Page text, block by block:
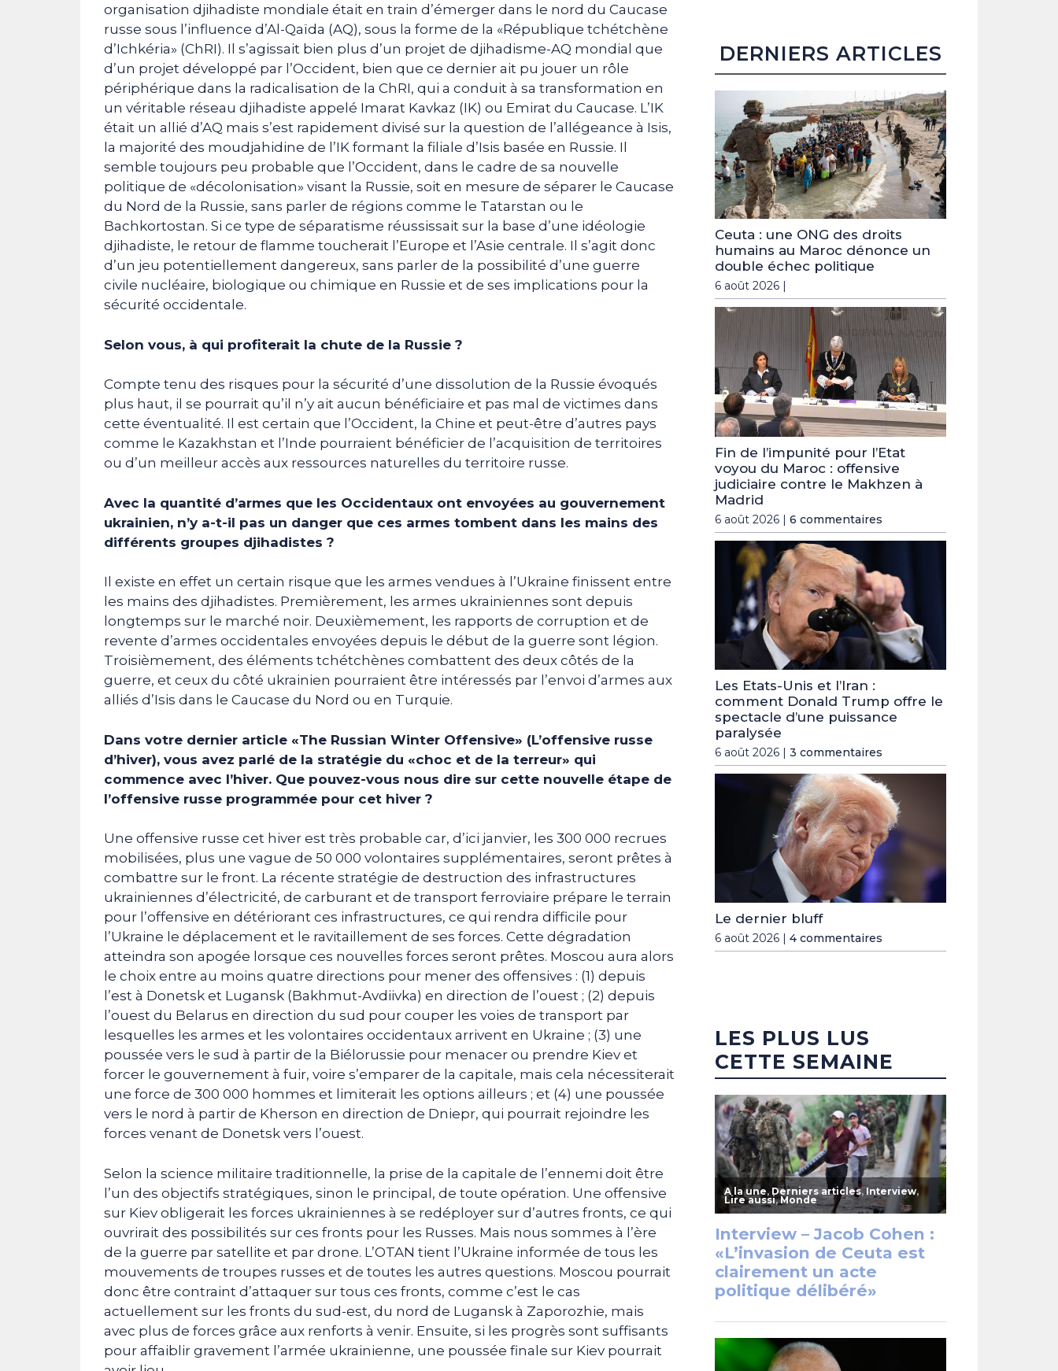
organisation djihadiste mondiale était en train d’émerger dans le nord du Caucase
russe sous l’influence d’Al-Qaïda (AQ), sous la forme de la «République tchétchène
d’Ichkéria» (ChRI). Il s’agissait bien plus d’un projet de djihadisme-AQ mondial que
d’un projet développé par l’Occident, bien que ce dernier ait pu jouer un rôle
périphérique dans la radicalisation de la ChRI, qui a conduit à sa transformation en
un véritable réseau djihadiste appelé Imarat Kavkaz (IK) ou Emirat du Caucase. L’IK
était un allié d’AQ mais s’est rapidement divisé sur la question de l’allégeance à Isis,
la majorité des moudjahidine de l’IK formant la filiale d’Isis basée en Russie. Il
semble toujours peu probable que l’Occident, dans le cadre de sa nouvelle
politique de «décolonisation» visant la Russie, soit en mesure de séparer le Caucase
du Nord de la Russie, sans parler de régions comme le Tatarstan ou le
Bachkortostan. Si ce type de séparatisme réussissait sur la base d’une idéologie
djihadiste, le retour de flamme toucherait l’Europe et l’Asie centrale. Il s’agit donc
d’un jeu potentiellement dangereux, sans parler de la possibilité d’une guerre
civile nucléaire, biologique ou chimique en Russie et de ses implications pour la
sécurité occidentale.
Selon vous, à qui profiterait la chute de la Russie ?
Compte tenu des risques pour la sécurité d’une dissolution de la Russie évoqués
plus haut, il se pourrait qu’il n’y ait aucun bénéficiaire et pas mal de victimes dans
cette éventualité. Il est certain que l’Occident, la Chine et peut-être d’autres pays
comme le Kazakhstan et l’Inde pourraient bénéficier de l’acquisition de territoires
ou d’un meilleur accès aux ressources naturelles du territoire russe.
Avec la quantité d’armes que les Occidentaux ont envoyées au gouvernement
ukrainien, n’y a-t-il pas un danger que ces armes tombent dans les mains des
différents groupes djihadistes ?
Il existe en effet un certain risque que les armes vendues à l’Ukraine finissent entre
les mains des djihadistes. Premièrement, les armes ukrainiennes sont depuis
longtemps sur le marché noir. Deuxièmement, les rapports de corruption et de
revente d’armes occidentales envoyées depuis le début de la guerre sont légion.
Troisièmement, des éléments tchétchènes combattent des deux côtés de la
guerre, et ceux du côté ukrainien pourraient être intéressés par l’envoi d’armes aux
alliés d’Isis dans le Caucase du Nord ou en Turquie.
Dans votre dernier article «The Russian Winter Offensive» (L’offensive russe
d’hiver), vous avez parlé de la stratégie du «choc et de la terreur» qui
commence avec l’hiver. Que pouvez-vous nous dire sur cette nouvelle étape de
l’offensive russe programmée pour cet hiver ?
Une offensive russe cet hiver est très probable car, d’ici janvier, les 300 000 recrues
mobilisées, plus une vague de 50 000 volontaires supplémentaires, seront prêtes à
combattre sur le front. La récente stratégie de destruction des infrastructures
ukrainiennes d’électricité, de carburant et de transport ferroviaire prépare le terrain
pour l’offensive en détériorant ces infrastructures, ce qui rendra difficile pour
l’Ukraine le déplacement et le ravitaillement de ses forces. Cette dégradation
atteindra son apogée lorsque ces nouvelles forces seront prêtes. Moscou aura alors
le choix entre au moins quatre directions pour mener des offensives : (1) depuis
l’est à Donetsk et Lugansk (Bakhmut-Avdiivka) en direction de l’ouest ; (2) depuis
l’ouest du Belarus en direction du sud pour couper les voies de transport par
lesquelles les armes et les volontaires occidentaux arrivent en Ukraine ; (3) une
poussée vers le sud à partir de la Biélorussie pour menacer ou prendre Kiev et
forcer le gouvernement à fuir, voire s’emparer de la capitale, mais cela nécessiterait
une force de 300 000 hommes et limiterait les options ailleurs ; et (4) une poussée
vers le nord à partir de Kherson en direction de Dniepr, qui pourrait rejoindre les
forces venant de Donetsk vers l’ouest.
Selon la science militaire traditionnelle, la prise de la capitale de l’ennemi doit être
l’un des objectifs stratégiques, sinon le principal, de toute opération. Une offensive
sur Kiev obligerait les forces ukrainiennes à se redéployer sur d’autres fronts, ce qui
ouvrirait des possibilités sur ces fronts pour les Russes. Mais nous sommes à l’ère
de la guerre par satellite et par drone. L’OTAN tient l’Ukraine informée de tous les
mouvements de troupes russes et de toutes les autres questions. Moscou pourrait
donc être contraint d’attaquer sur tous ces fronts, comme c’est le cas
actuellement sur les fronts du sud-est, du nord de Lugansk à Zaporozhie, mais
avec plus de forces grâce aux renforts à venir. Ensuite, si les progrès sont suffisants
pour affaiblir gravement l’armée ukrainienne, une poussée finale sur Kiev pourrait
DERNIERS ARTICLES
Ceuta : une ONG des droits
humains au Maroc dénonce un
double échec politique
6 août 2026 |
Fin de l’impunité pour l’Etat
voyou du Maroc : offensive
judiciaire contre le Makhzen à
Madrid
6 août 2026 | 6 commentaires
Les Etats-Unis et l’Iran :
comment Donald Trump offre le
spectacle d’une puissance
paralysée
6 août 2026 | 3 commentaires
Le dernier bluff
6 août 2026 | 4 commentaires
LES PLUS LUS
CETTE SEMAINE